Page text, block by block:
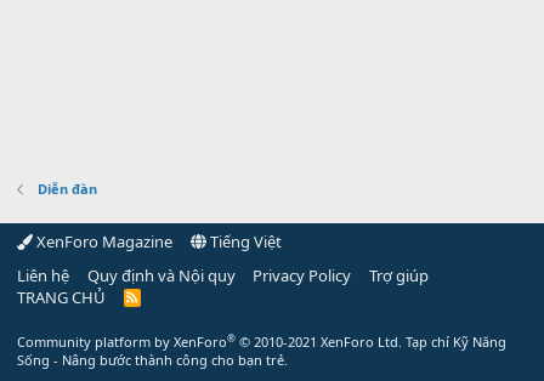
Diễn đàn
XenForo Magazine
Tiếng Việt
Liên hệ
Quy định và Nội quy Privacy Policy
Trợ giúp
TRANG CHỦ
R
Community platform by XenForo® © 2010-2021 XenForo Ltd. Tạp chí Kỹ Năng
Sống - Nâng bước thành công cho bạn trẻ.